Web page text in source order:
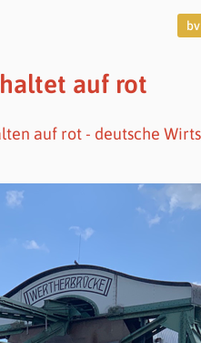
auf rot
auf rot - deutsche